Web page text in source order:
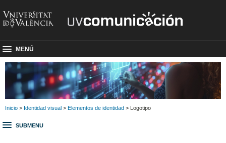
MENÚ
Inicio > Identidad visual > Elementos de identidad > Logotipo
SUBMENU